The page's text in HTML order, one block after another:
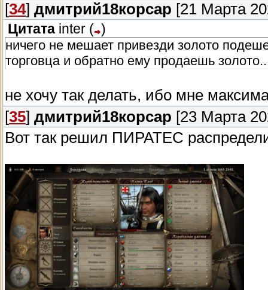
[34] дмитрий18корсар [21 Марта
Цитата inter ( )
ничего не мешает привезди золото
торговца и обратно ему продаешь
не хочу так делать, ибо мне
[35] дмитрий18корсар [23 Марта
Вот так решил ПИРАТЕС